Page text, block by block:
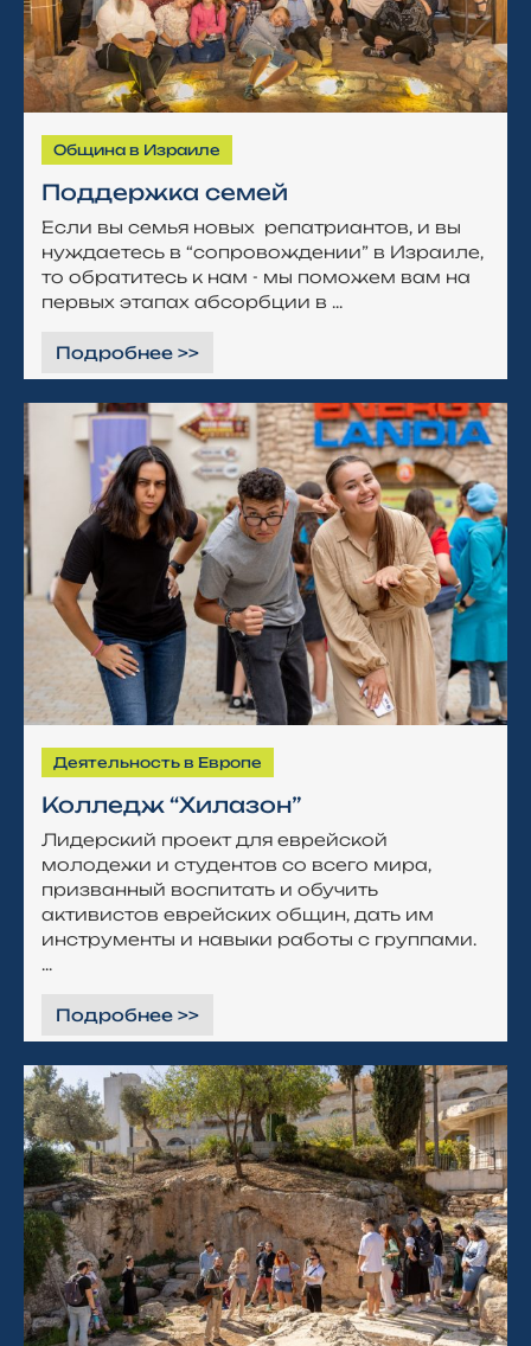
Община в Израиле
Поддержка семей
Если вы семья новых репатриантов, и вы
нуждаетесь в “сопровождении” в Израиле,
то обратитесь к нам - мы поможем вам на
первых этапах абсорбции в ...
Подробнее >>
Деятельность в Европе
Колледж “Хилазон”
Лидерский проект для еврейской
молодежи и студентов со всего мира,
призванный воспитать и обучить
активистов еврейских общин, дать им
инструменты и навыки работы с группами.
...
Подробнее >>